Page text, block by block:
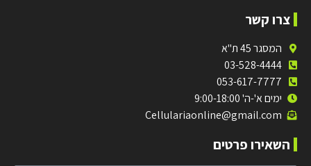
צרו קשר
המסגר 45 ת"א
03-528-4444
053-617-7777
ימים א'-ה' 9:00-18:00
Cellulariaonline@gmail.com
השאירו פרטים